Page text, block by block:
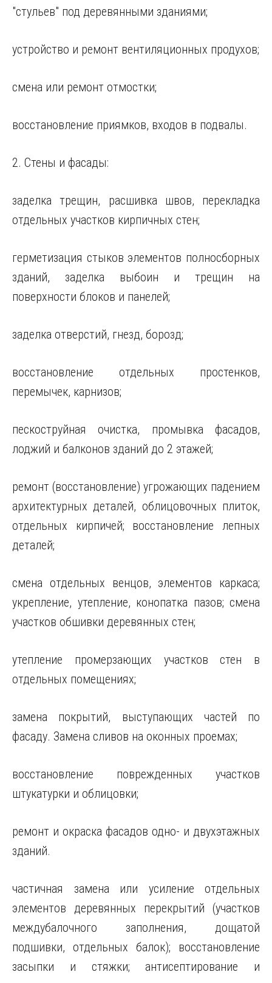
"стульев" под деревянными зданиями;
устройство и ремонт вентиляционных продухов;
смена или ремонт отмостки;
восстановление приямков, входов в подвалы.
2. Стены и фасады:
заделка трещин, расшивка швов, перекладка
отдельных участков кирпичных стен;
герметизация стыков элементов полносборных
зданий, заделка выбоин и трещин на
поверхности блоков и панелей;
заделка отверстий, гнезд, борозд;
восстановление отдельных простенков,
перемычек, карнизов;
пескоструйная очистка, промывка фасадов,
лоджий и балконов зданий до 2 этажей;
ремонт (восстановление) угрожающих падением
архитектурных деталей, облицовочных плиток,
отдельных кирпичей; восстановление лепных
деталей;
смена отдельных венцов, элементов каркаса;
укрепление, утепление, конопатка пазов; смена
участков обшивки деревянных стен;
утепление промерзающих участков стен в
отдельных помещениях;
замена покрытий, выступающих частей по
фасаду. Замена сливов на оконных проемах;
восстановление поврежденных участков
штукатурки и облицовки;
ремонт и окраска фасадов одно- и двухэтажных
зданий.
частичная замена или усиление отдельных
элементов деревянных перекрытий (участков
междубалочного заполнения, дощатой
подшивки, отдельных балок); восстановление
засыпки и стяжки; антисептирование и